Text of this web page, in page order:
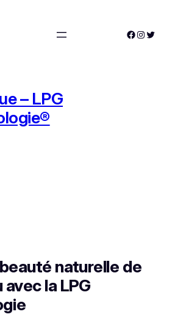
Facebook
Twitter
– LPG
naturelle de
la LPG